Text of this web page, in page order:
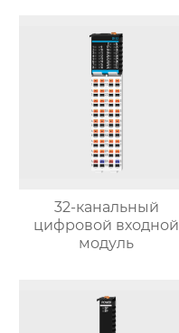
32-канальный
цифровой входной
модуль